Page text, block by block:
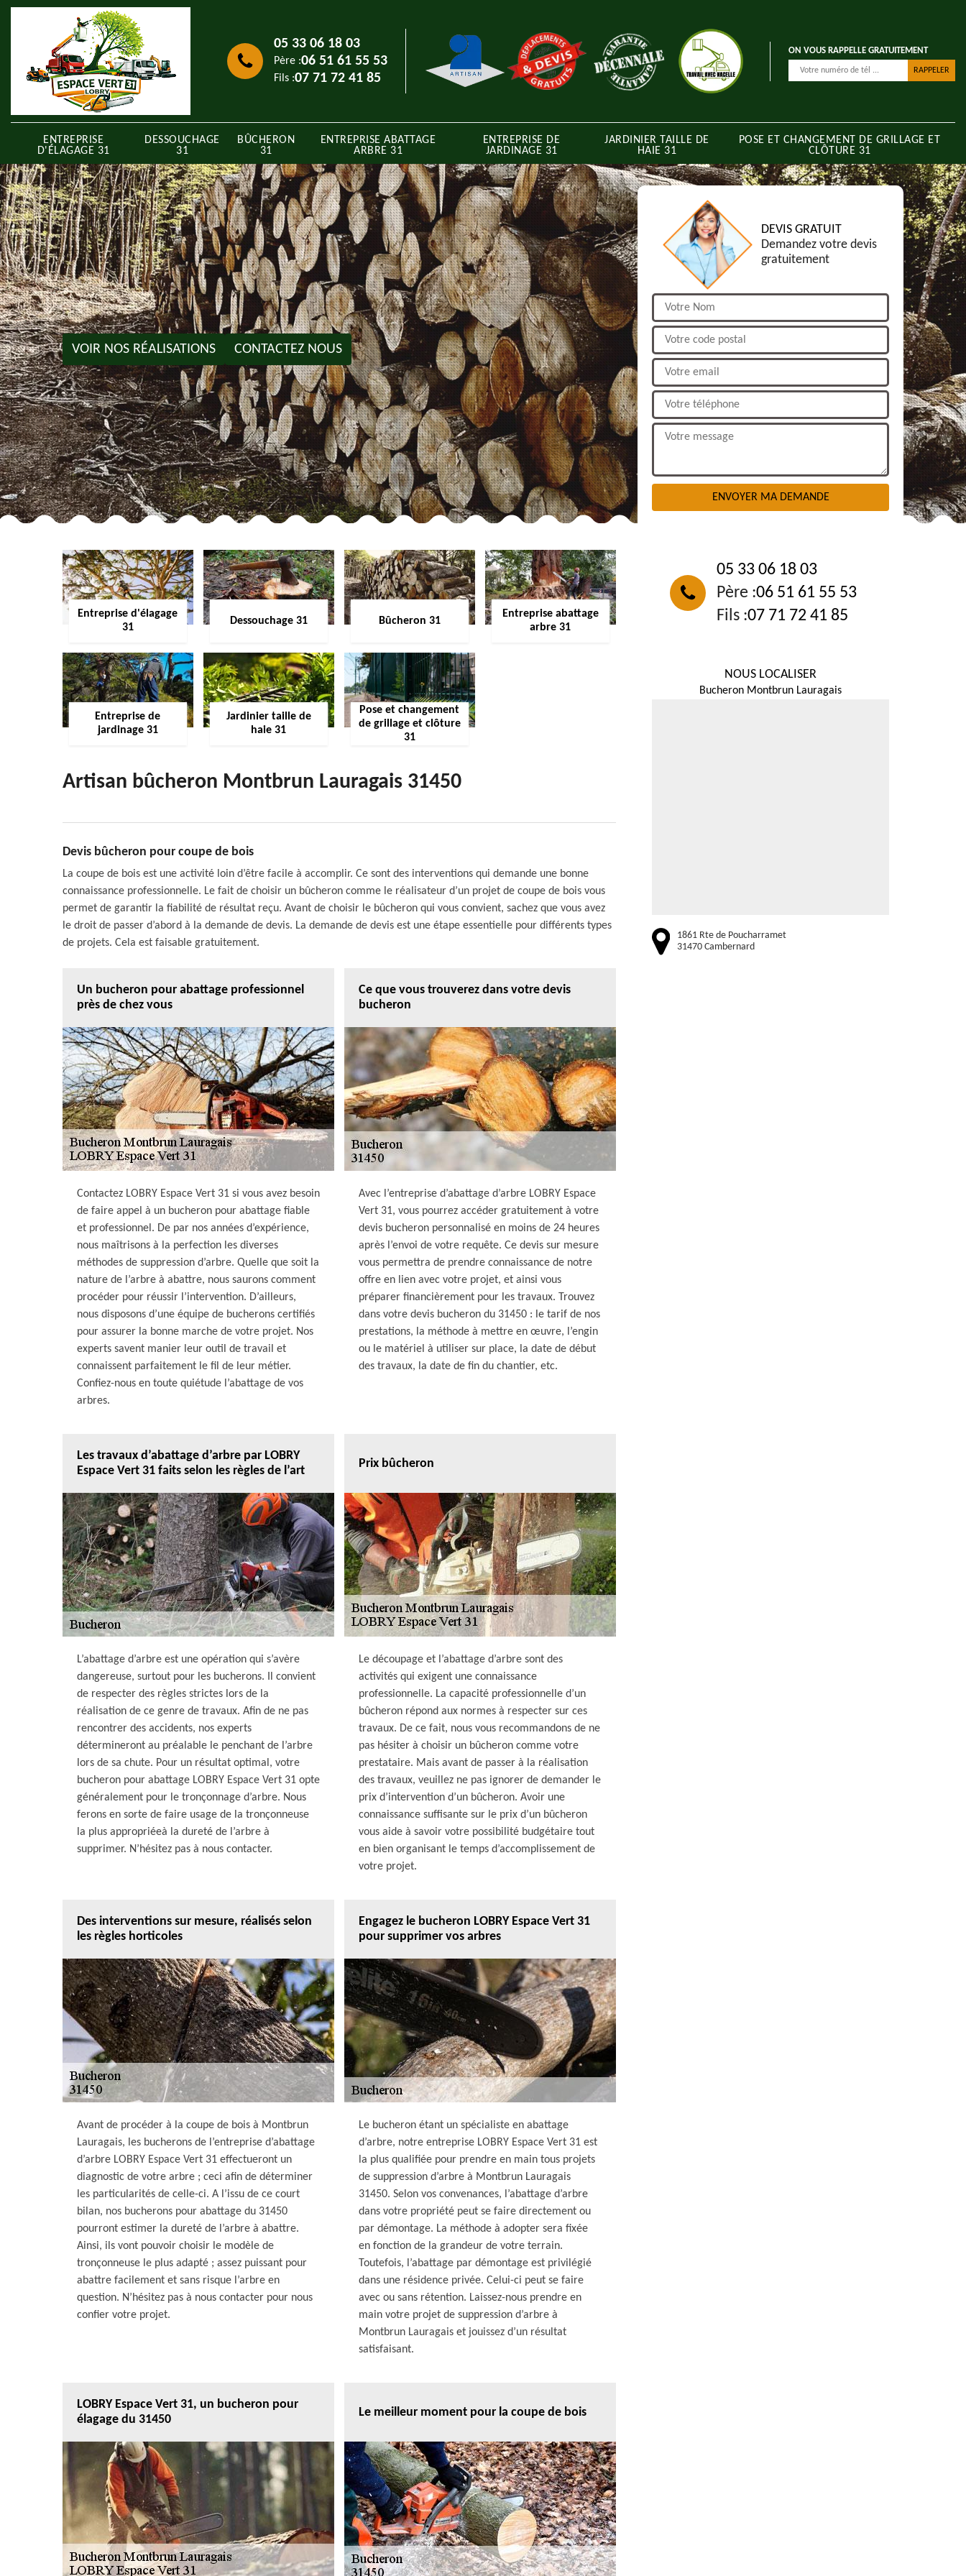
05 33 06 18 03
Père :06 51 61 55 53
Fils :07 71 72 41 85
ON VOUS RAPPELLE GRATUITEMENT
ENTREPRISE
D'ÉLAGAGE 31
DESSOUCHAGE
31
BÛCHERON
31
ENTREPRISE ABATTAGE
ARBRE 31
ENTREPRISE DE
JARDINAGE 31
JARDINIER TAILLE DE
HAIE 31
POSE ET CHANGEMENT DE GRILLAGE ET
CLÔTURE 31
VOIR NOS RÉALISATIONS CONTACTEZ NOUS
Entreprise d'élagage
31
Dessouchage 31 Bûcheron 31
Entreprise abattage
arbre 31
Entreprise de
jardinage 31
Jardinier taille de
haie 31
Pose et changement
de grillage et clôture
31
Artisan bûcheron Montbrun Lauragais 31450
Devis bûcheron pour coupe de bois
La coupe de bois est une activité loin d’être facile à accomplir. Ce sont des interventions qui demande une bonne
connaissance professionnelle. Le fait de choisir un bûcheron comme le réalisateur d’un projet de coupe de bois vous
permet de garantir la fiabilité de résultat reçu. Avant de choisir le bûcheron qui vous convient, sachez que vous avez
le droit de passer d’abord à la demande de devis. La demande de devis est une étape essentielle pour différents types
de projets. Cela est faisable gratuitement.
Un bucheron pour abattage professionnel
près de chez vous
Contactez LOBRY Espace Vert 31 si vous avez besoin
de faire appel à un bucheron pour abattage fiable
et professionnel. De par nos années d’expérience,
nous maîtrisons à la perfection les diverses
méthodes de suppression d’arbre. Quelle que soit la
nature de l’arbre à abattre, nous saurons comment
procéder pour réussir l’intervention. D’ailleurs,
nous disposons d’une équipe de bucherons certifiés
pour assurer la bonne marche de votre projet. Nos
experts savent manier leur outil de travail et
connaissent parfaitement le fil de leur métier.
Confiez-nous en toute quiétude l’abattage de vos
arbres.
Ce que vous trouverez dans votre devis
bucheron
Avec l’entreprise d’abattage d’arbre LOBRY Espace
Vert 31, vous pourrez accéder gratuitement à votre
devis bucheron personnalisé en moins de 24 heures
après l’envoi de votre requête. Ce devis sur mesure
vous permettra de prendre connaissance de notre
offre en lien avec votre projet, et ainsi vous
préparer financièrement pour les travaux. Trouvez
dans votre devis bucheron du 31450 : le tarif de nos
prestations, la méthode à mettre en œuvre, l’engin
ou le matériel à utiliser sur place, la date de début
des travaux, la date de fin du chantier, etc.
Les travaux d’abattage d’arbre par LOBRY
Espace Vert 31 faits selon les règles de l’art
L’abattage d’arbre est une opération qui s’avère
dangereuse, surtout pour les bucherons. Il convient
de respecter des règles strictes lors de la
réalisation de ce genre de travaux. Afin de ne pas
rencontrer des accidents, nos experts
détermineront au préalable le penchant de l’arbre
lors de sa chute. Pour un résultat optimal, votre
bucheron pour abattage LOBRY Espace Vert 31 opte
généralement pour le tronçonnage d’arbre. Nous
ferons en sorte de faire usage de la tronçonneuse
la plus appropriéeà la dureté de l’arbre à
supprimer. N’hésitez pas à nous contacter.
Prix bûcheron
Le découpage et l’abattage d’arbre sont des
activités qui exigent une connaissance
professionnelle. La capacité professionnelle d’un
bûcheron répond aux normes à respecter sur ces
travaux. De ce fait, nous vous recommandons de ne
pas hésiter à choisir un bûcheron comme votre
prestataire. Mais avant de passer à la réalisation
des travaux, veuillez ne pas ignorer de demander le
prix d’intervention d’un bûcheron. Avoir une
connaissance suffisante sur le prix d’un bûcheron
vous aide à savoir votre possibilité budgétaire tout
en bien organisant le temps d’accomplissement de
votre projet.
Des interventions sur mesure, réalisés selon
les règles horticoles
Avant de procéder à la coupe de bois à Montbrun
Lauragais, les bucherons de l’entreprise d’abattage
d’arbre LOBRY Espace Vert 31 effectueront un
diagnostic de votre arbre ; ceci afin de déterminer
les particularités de celle-ci. A l’issu de ce court
bilan, nos bucherons pour abattage du 31450
pourront estimer la dureté de l’arbre à abattre.
Ainsi, ils vont pouvoir choisir le modèle de
tronçonneuse le plus adapté ; assez puissant pour
abattre facilement et sans risque l’arbre en
question. N’hésitez pas à nous contacter pour nous
confier votre projet.
Engagez le bucheron LOBRY Espace Vert 31
pour supprimer vos arbres
Le bucheron étant un spécialiste en abattage
d’arbre, notre entreprise LOBRY Espace Vert 31 est
la plus qualifiée pour prendre en main tous projets
de suppression d’arbre à Montbrun Lauragais
31450. Selon vos convenances, l’abattage d’arbre
dans votre propriété peut se faire directement ou
par démontage. La méthode à adopter sera fixée
en fonction de la grandeur de votre terrain.
Toutefois, l’abattage par démontage est privilégié
dans une résidence privée. Celui-ci peut se faire
avec ou sans rétention. Laissez-nous prendre en
main votre projet de suppression d’arbre à
Montbrun Lauragais et jouissez d’un résultat
satisfaisant.
LOBRY Espace Vert 31, un bucheron pour
élagage du 31450
Le meilleur moment pour la coupe de bois
DEVIS GRATUIT
Demandez votre devis
gratuitement
05 33 06 18 03
Père :06 51 61 55 53
Fils :07 71 72 41 85
NOUS LOCALISER
Bucheron Montbrun Lauragais
1861 Rte de Poucharramet
31470 Cambernard